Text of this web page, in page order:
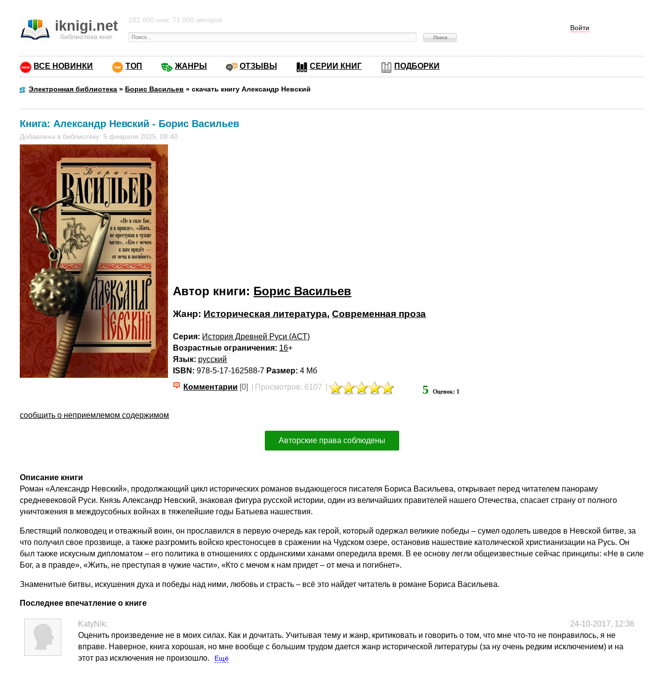
iknigi.net
библиотека книг
Войти
282 000 книг, 71 000 авторов
ВСЕ НОВИНКИ ТОП ЖАНРЫ ОТЗЫВЫ СЕРИИ КНИГ ПОДБОРКИ
Электронная библиотека » Борис Васильев »скачать книгу Александр Невский
Книга: Александр Невский - Борис Васильев
Добавлена в библиотеку: 5 февраля 2025, 08:40
Автор книги: Борис Васильев
Жанр: Историческая литература,Современная проза
Серия: История Древней Руси (АСТ)
Возрастные ограничения: 16+
Язык: русский
ISBN: 978-5-17-162588-7 Размер: 4 Мб
Комментарии [0] Просмотров: 6107 5 Оценок: 1
сообщить о неприемлемом содержимом
Авторские права соблюдены
Описание книги
Роман «Александр Невский», продолжающий цикл исторических романов выдающегося писателя Бориса Васильева, открывает перед читателем панораму
средневековой Руси. Князь Александр Невский, знаковая фигура русской истории, один из величайших правителей нашего Отечества, спасает страну от полного
уничтожения в междоусобных войнах в тяжелейшие годы Батыева нашествия.
Блестящий полководец и отважный воин, он прославился в первую очередь как герой, который одержал великие победы – сумел одолеть шведов в Невской битве, за
что получил свое прозвище, а также разгромить войско крестоносцев в сражении на Чудском озере, остановив нашествие католической христианизации на Русь. Он
был также искусным дипломатом – его политика в отношениях с ордынскими ханами опередила время. В ее основу легли общеизвестные сейчас принципы: «Не в силе
Бог, а в правде», «Жить, не преступая в чужие части», «Кто с мечом к нам придет – от меча и погибнет».
Знаменитые битвы, искушения духа и победы над ними, любовь и страсть – всё это найдет читатель в романе Бориса Васильева.
Последнее впечатление о книге
KatyNik:
24-10-2017, 12:36
Оценить произведение не в моих силах. Как и дочитать. Учитывая тему и жанр, критиковать и говорить о том, что мне что-то не понравилось, я не
вправе. Наверное, книга хорошая, но мне вообще с большим трудом дается жанр исторической литературы (за ну очень редким исключением) и на
этот раз исключения не произошло.
Ещё